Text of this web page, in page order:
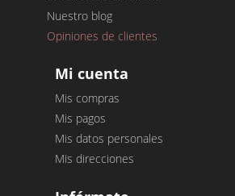
Nuestro blog
Opiniones de clientes
Mi cuenta
Mis compras
Mis pagos
Mis datos personales
Mis direcciones